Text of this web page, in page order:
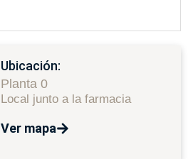
Ubicación:
Planta 0
Local junto a la farmacia
Ver mapa